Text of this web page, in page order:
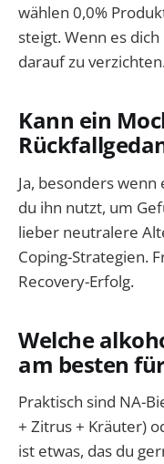
wählen 0,0%
steigt. Wenn es
darauf zu
Kann ein
Ja, besonders
du ihn nutzt, um
lieber neutralere
Coping-Strategien.
Recovery-Erfolg.
Welche
am besten
Praktisch sind NA-
+ Zitrus + Kräuter)
ist etwas, das du